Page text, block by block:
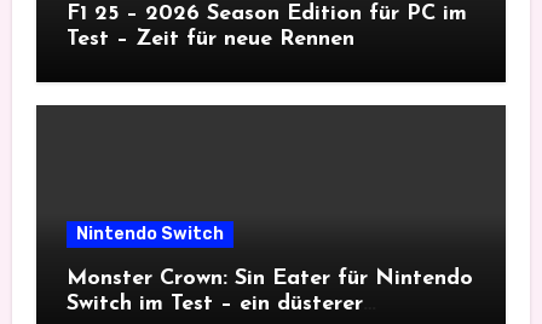
F1 25 – 2026 Season Edition für PC im
Test – Zeit für neue Rennen
Nintendo Switch
Monster Crown: Sin Eater für Nintendo
Switch im Test – ein düsterer